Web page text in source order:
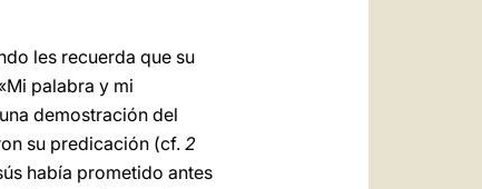
les recuerda que su
palabra y mi
demostración del
su predicación (cf. 2
había prometido antes